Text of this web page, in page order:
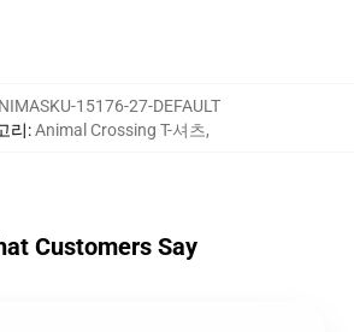
15176-27-DEFAULT
리:Animal Crossing T-셔츠,
Customers Say